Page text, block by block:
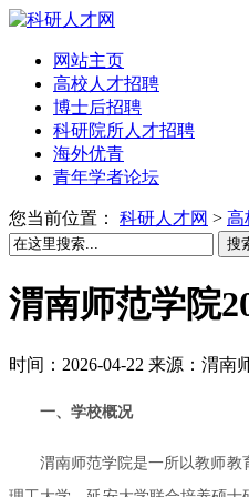
网站主页
高校人才招聘
博士后招聘
科研院所人才招聘
海外优青
青年学者论坛
您当前位置： 科研人才网 > 高
搜
渭南师范学院
时间：2026-04-22 来源：渭南
一、学校概况
渭南师范学院是一所以教师